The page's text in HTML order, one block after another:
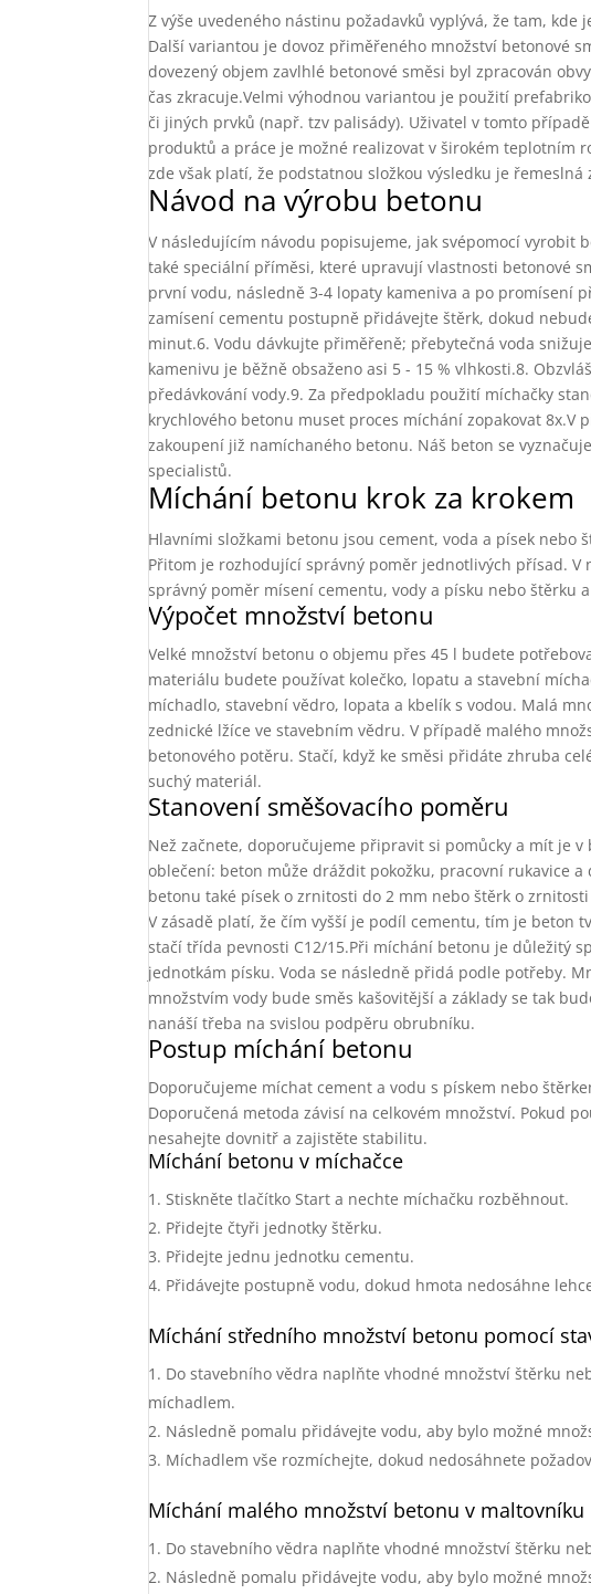
Z výše uvedeného nástinu požadavků vyplývá, že tam,
Další variantou je dovoz přiměřeného množství betonové
dovezený objem zavlhlé betonové směsi byl zpracován
čas zkracuje.Velmi výhodnou variantou je použití
či jiných prvků (např. tzv palisády). Uživatel v tomto
produktů a práce je možné realizovat v širokém teplotním
zde však platí, že podstatnou složkou výsledku je
Návod na výrobu betonu
V následujícím návodu popisujeme, jak svépomocí vyrobit
také speciální příměsi, které upravují vlastnosti betonové
první vodu, následně 3-4 lopaty kameniva a po promísení
zamísení cementu postupně přidávejte štěrk, dokud
minut.6. Vodu dávkujte přiměřeně; přebytečná voda
kamenivu je běžně obsaženo asi 5 - 15 % vlhkosti.8.
předávkování vody.9. Za předpokladu použití míchačky
krychlového betonu muset proces míchání zopakovat
zakoupení již namíchaného betonu. Náš beton se
specialistů.
Míchání betonu krok za krokem
Hlavními složkami betonu jsou cement, voda a písek nebo
Přitom je rozhodující správný poměr jednotlivých přísad.
správný poměr mísení cementu, vody a písku nebo štěrku
Výpočet množství betonu
Velké množství betonu o objemu přes 45 l budete
materiálu budete používat kolečko, lopatu a stavební
míchadlo, stavební vědro, lopata a kbelík s vodou. Malá
zednické lžíce ve stavebním vědru. V případě malého
betonového potěru. Stačí, když ke směsi přidáte zhruba
suchý materiál.
Stanovení směšovacího poměru
Než začnete, doporučujeme připravit si pomůcky a mít je
oblečení: beton může dráždit pokožku, pracovní rukavice
betonu také písek o zrnitosti do 2 mm nebo štěrk o
V zásadě platí, že čím vyšší je podíl cementu, tím je beton
stačí třída pevnosti C12/15.Při míchání betonu je důležitý
jednotkám písku. Voda se následně přidá podle potřeby.
množstvím vody bude směs kašovitější a základy se tak
nanáší třeba na svislou podpěru obrubníku.
Postup míchání betonu
Doporučujeme míchat cement a vodu s pískem nebo
Doporučená metoda závisí na celkovém množství. Pokud
nesahejte dovnitř a zajistěte stabilitu.
Míchání betonu v míchačce
Stiskněte tlačítko Start a nechte míchačku rozběhnout.
Přidejte čtyři jednotky štěrku.
Přidejte jednu jednotku cementu.
Přidávejte postupně vodu, dokud hmota nedosáhne
Míchání středního množství betonu pomocí
Do stavebního vědra naplňte vhodné množství štěrku
míchadlem.
Následně pomalu přidávejte vodu, aby bylo možné
Míchadlem vše rozmíchejte, dokud nedosáhnete
Míchání malého množství betonu v maltovníku
Do stavebního vědra naplňte vhodné množství štěrku
Následně pomalu přidávejte vodu, aby bylo možné